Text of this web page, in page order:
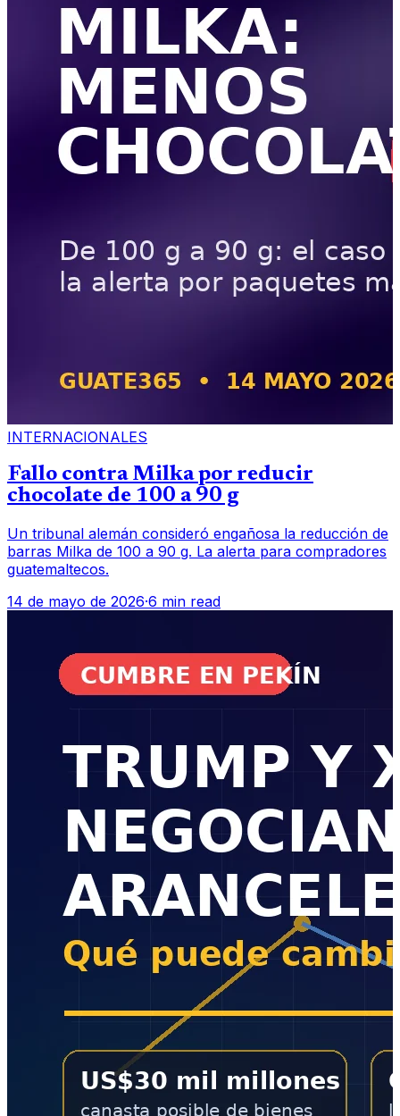
INTERNACIONALES
Fallo contra Milka por reducir
chocolate de 100 a 90 g
Un tribunal alemán consideró engañosa la reducción de
barras Milka de 100 a 90 g. La alerta para compradores
guatemaltecos.
14 de mayo de 2026·6 min read